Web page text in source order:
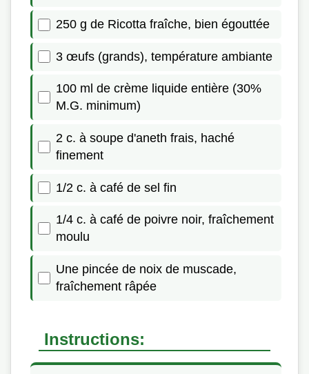
250 g de Ricotta fraîche, bien égouttée
3 œufs (grands), température ambiante
100 ml de crème liquide entière (30%
M.G. minimum)
2 c. à soupe d'aneth frais, haché
finement
1/2 c. à café de sel fin
1/4 c. à café de poivre noir, fraîchement
moulu
Une pincée de noix de muscade,
fraîchement râpée
Instructions: